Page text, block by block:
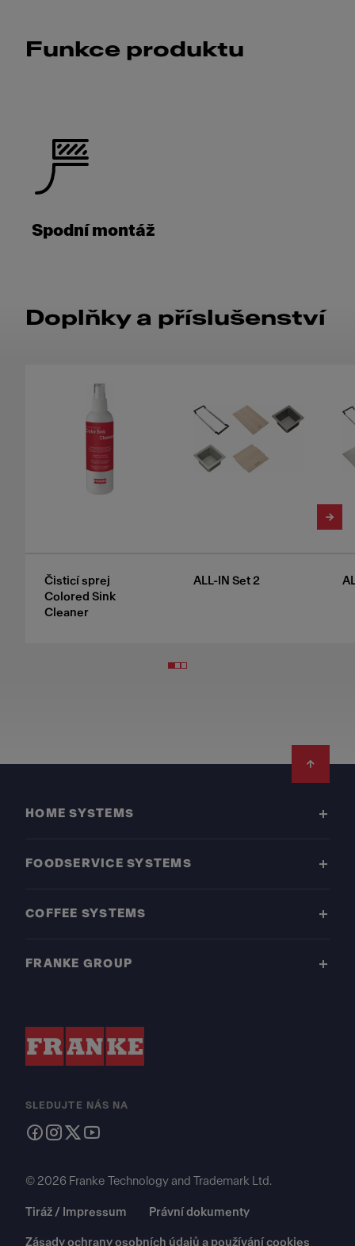
Funkce produktu
Spodní montáž
Doplňky a příslušenství
Čisticí sprej
Colored Sink
Cleaner
ALL-IN Set 2
HOME SYSTEMS
FOODSERVICE SYSTEMS
COFFEE SYSTEMS
FRANKE GROUP
SLEDUJTE NÁS NA
© 2026 Franke Technology and Trademark Ltd.
Tiráž / Impressum Právní dokumenty
Zásady ochrany osobních údajů a používání cookies